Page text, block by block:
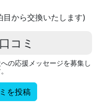
目から交換いたします)
コミ
の応援メッセージを募集し
を投稿